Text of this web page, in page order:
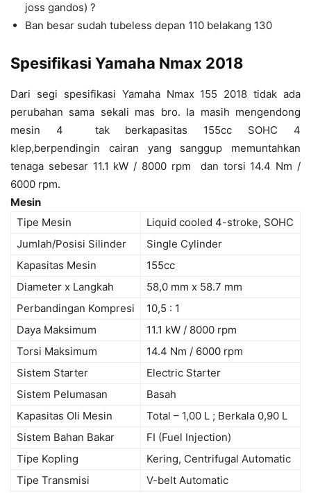
joss gandos) ?
Ban besar sudah tubeless depan 110 belakang 130
Spesifikasi Yamaha Nmax 2018
Dari segi spesifikasi Yamaha Nmax 155 2018 tidak ada
perubahan sama sekali mas bro. Ia masih mengendong
mesin 4 tak berkapasitas 155cc SOHC 4
klep,berpendingin cairan yang sanggup memuntahkan
tenaga sebesar 11.1 kW / 8000 rpm dan torsi 14.4 Nm /
6000 rpm.
Mesin
Tipe Mesin
Liquid cooled 4-stroke, SOHC
Jumlah/Posisi Silinder
Single Cylinder
Kapasitas Mesin
155cc
Diameter x Langkah
58,0 mm x 58.7 mm
Perbandingan Kompresi
10,5 : 1
Daya Maksimum
11.1 kW / 8000 rpm
Torsi Maksimum
14.4 Nm / 6000 rpm
Sistem Starter
Electric Starter
Sistem Pelumasan
Basah
Kapasitas Oli Mesin
Total – 1,00 L ; Berkala 0,90 L
Sistem Bahan Bakar
FI (Fuel Injection)
Tipe Kopling
Kering, Centrifugal Automatic
Tipe Transmisi
V-belt Automatic